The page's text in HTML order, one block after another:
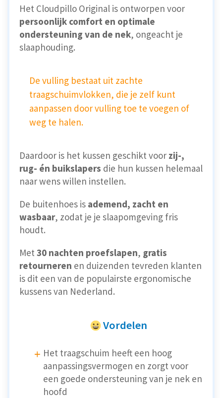
Het Cloudpillo Original is ontworpen voor
persoonlijk comfort en optimale
ondersteuning van de nek, ongeacht je
slaaphouding.
De vulling bestaat uit zachte
traagschuimvlokken, die je zelf kunt
aanpassen door vulling toe te voegen of
weg te halen.
Daardoor is het kussen geschikt voor zij-,
rug- én buikslapers die hun kussen helemaal
naar wens willen instellen.
De buitenhoes is ademend, zacht en
wasbaar, zodat je je slaapomgeving fris
houdt.
Met 30 nachten proefslapen, gratis
retourneren en duizenden tevreden klanten
is dit een van de populairste ergonomische
kussens van Nederland.
Vordelen
Het traagschuim heeft een hoog
aanpassingsvermogen en zorgt voor
een goede ondersteuning van je nek en
hoofd